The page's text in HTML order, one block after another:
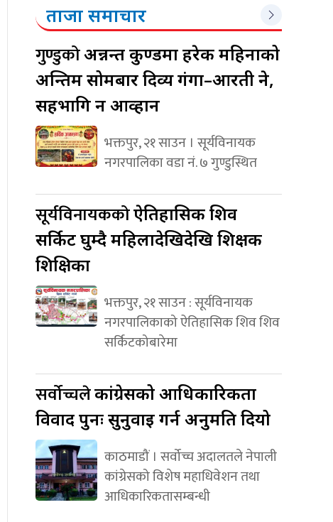
ताजा समाचार
गुण्डुकोअन्नन्त कुण्डमा हरेक महिनाको
अन्तिम सोमबार दिव्य गंगा–आरती हुने,
सहभागि हुन आव्हान
भक्तपुर, २१ साउन । सूर्यविनायक
नगरपालिका वडा नं. ७ गुण्डुस्थित
सूर्यविनायककोऐतिहासिक शिव
सर्किट घुम्दै महिलादेखिदेखि शिक्षक
शिक्षिका
भक्तपुर, २१ साउन : सूर्यविनायक
नगरपालिकाको ऐतिहासिक शिव शिव
सर्किटकोबारेमा
सर्वोच्चलेकांग्रेसको आधिकारिकता
विवाद पुनः सुनुवाइ गर्न अनुमति दियो
काठमाडौं । सर्वोच्च अदालतले नेपाली
कांग्रेसको विशेष महाधिवेशन तथा
आधिकारिकतासम्बन्धी